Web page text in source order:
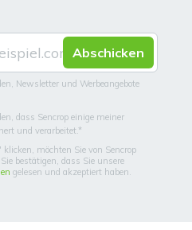
Newsletter und Werbeangebote
dass Sencrop einige meiner
und verarbeitet.*
möchten Sie von Sencrop
bestätigen, dass Sie unsere
gelesen und akzeptiert haben.